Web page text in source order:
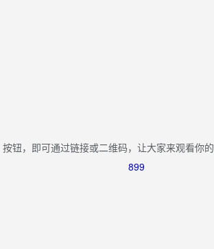
钮，即可通过链接或二维码，让大家来观看你的